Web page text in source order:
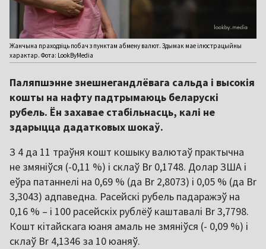
Жанчына праходзіць побач з пунктам абмену валют. Здымак мае ілюстрацыйны
характар. Фота: LookByMedia
Паляпшэнне знешнегандлёвага сальда і высокія
кошты на нафту падтрымаюць беларускі
рубель. Ён захавае стабільнасць, калі не
здарыцца дадатковых шокаў.
З 4 да 11 траўня кошт кошыку валютаў практычна
не змяніўся (-0,11 %) і склаў Br 0,1748. Долар ЗША і
еўра патаннелі на 0,69 % (да Br 2,8073) і 0,05 % (да Br
3,3043) адпаведна. Расейскі рубель падаражэў на
0,16 % – і 100 расейскіх рублёў каштавалі Br 3,7798.
Кошт кітайскага юаня амаль не змяніўся (- 0,09 %) і
склаў Br 4,1346 за 10 юаняў.